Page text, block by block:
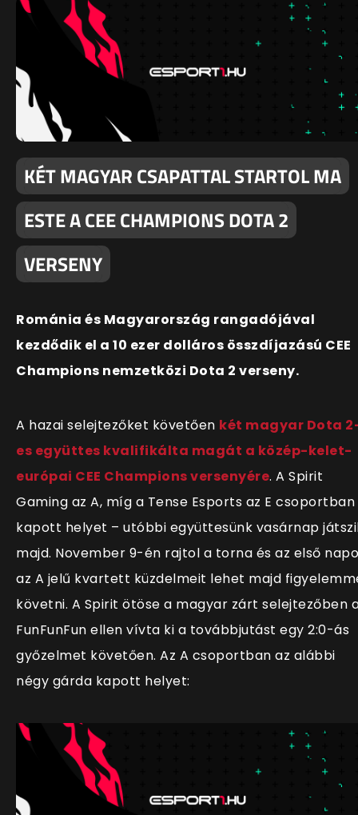
KÉT MAGYAR CSAPATTAL STARTOL MA
ESTE A CEE CHAMPIONS DOTA 2
VERSENY
Románia és Magyarország rangadójával
kezdődik el a 10 ezer dolláros összdíjazású CEE
Champions nemzetközi Dota 2 verseny.
A hazai selejtezőket követően két magyar Dota
es együttes kvalifikálta magát a közép-kelet-
európai CEE Champions versenyére. A Spirit
Gaming az A, míg a Tense Esports az E csoportban
kapott helyet – utóbbi együttesünk vasárnap
majd. November 9-én rajtol a torna és az első
az A jelű kvartett küzdelmeit lehet majd
követni. A Spirit ötöse a magyar zárt selejtezőben
FunFunFun ellen vívta ki a továbbjutást egy 2:0-ás
győzelmet követően. Az A csoportban az alábbi
négy gárda kapott helyet: